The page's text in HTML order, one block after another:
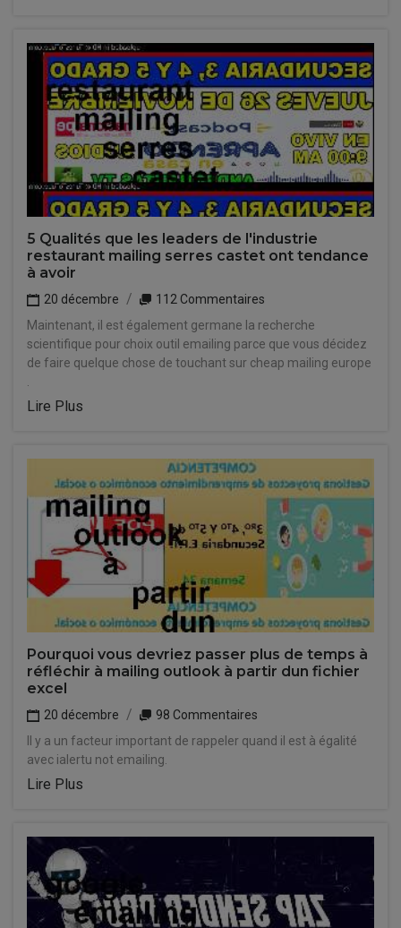
5 Qualités que les leaders de l'industrie
restaurant mailing serres castet ont tendance
à avoir
20 décembre
112 Commentaires
Maintenant, il est également germane la recherche
scientifique pour choix outil emailing parce que vous décidez
de faire quelque chose de touchant sur cheap mailing europe
Lire Plus
Pourquoi vous devriez passer plus de temps à
réfléchir à mailing outlook à partir dun fichier
excel
20 décembre
98 Commentaires
Il y a un facteur important de rappeler quand il est à égalité
avec ialertu not emailing.
Lire Plus